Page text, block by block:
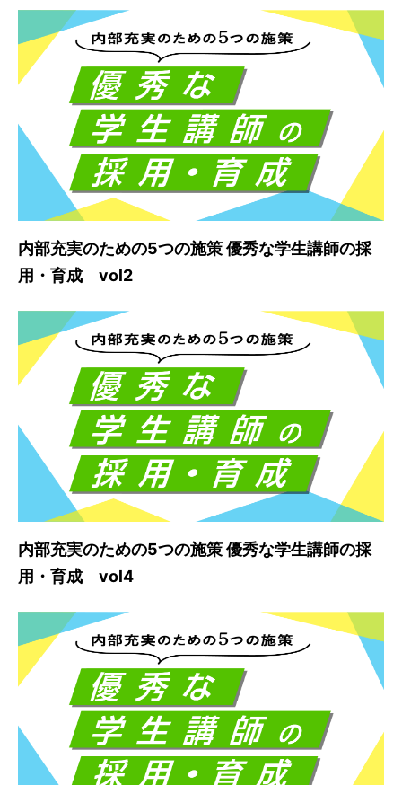
内部充実のための5つの施策 優秀な学生講師の採
用・育成 vol2
内部充実のための5つの施策 優秀な学生講師の採
用・育成 vol4